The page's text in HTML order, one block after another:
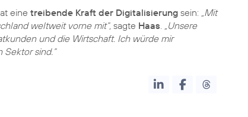
eine treibende Kraft der Digitalisierung sein: „Mit
weltweit vorne mit“, sagte Haas. „Unsere
und die Wirtschaft. Ich würde mir
sind.“